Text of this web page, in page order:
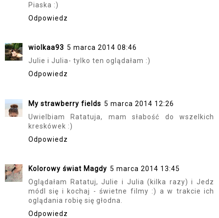
Piaska :)
Odpowiedz
wiolkaa93 5 marca 2014 08:46
Julie i Julia- tylko ten oglądałam :)
Odpowiedz
My strawberry fields 5 marca 2014 12:26
Uwielbiam Ratatuja, mam słabość do wszelkich
kreskówek :)
Odpowiedz
Kolorowy świat Magdy 5 marca 2014 13:45
Oglądałam Ratatuj, Julie i Julia (kilka razy) i Jedz
módl się i kochaj - świetne filmy :) a w trakcie ich
oglądania robię się głodna.
Odpowiedz